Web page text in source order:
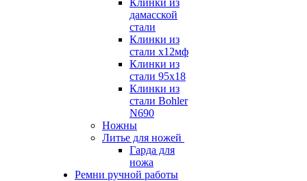
Клинки из
дамасской
стали
Клинки из
стали х12мф
Клинки из
стали 95х18
Клинки из
стали Bohler
N690
Ножны
Литье для ножей
Гарда для
ножа
Ремни ручной работы